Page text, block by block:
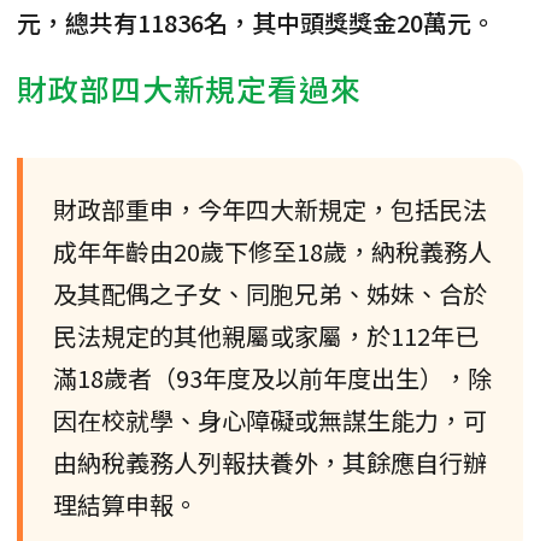
元，總共有11836名，其中頭獎獎金20萬元。
財政部四大新規定看過來
財政部重申，今年四大新規定，包括民法
成年年齡由20歲下修至18歲，納稅義務人
及其配偶之子女、同胞兄弟、姊妹、合於
民法規定的其他親屬或家屬，於112年已
滿18歲者（93年度及以前年度出生），除
因在校就學、身心障礙或無謀生能力，可
由納稅義務人列報扶養外，其餘應自行辦
理結算申報。